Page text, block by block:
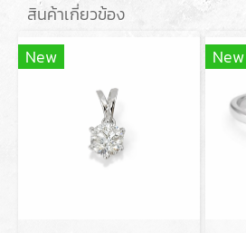
สินค้าเกี่ยวข้อง
New
New